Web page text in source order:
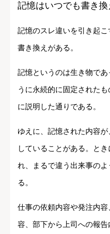
記憶はいつでも書き換
記憶のスレ違いを引き起
書き換えがある。
記憶というのは生き物で
うに永続的に固定された
に説明した通りである。
ゆえに、記憶された内容
していることがある。と
れ、まるで違う出来事の
る。
仕事の依頼内容や発注内
容、部下から上司への報